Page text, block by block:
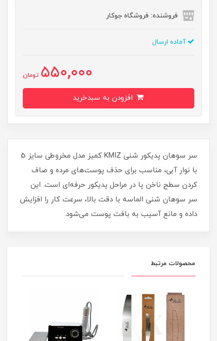
فروشنده: فروشگاه جوکار
آماده ارسال
550,000 تومان
سر سوهان پدیکور شنی KMIZ کمیز مدل مخروطی سایز 5
با نوار آبی، مناسب برای حذف پوست‌های مرده و صاف
کردن سطح ناخن پا در مراحل پدیکور حرفه‌ای است. این
سر سوهان شنی الماسه با دقت بالا، سرعت کار را افزایش
داده و مانع آسیب به بافت پوست می‌شود.
محصولات مرتبط